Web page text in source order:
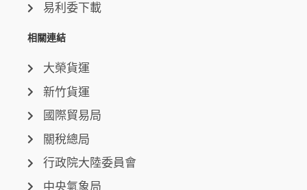
易利委下載
相關連結
大榮貨運
新竹貨運
國際貿易局
關稅總局
行政院大陸委員會
中央氣象局